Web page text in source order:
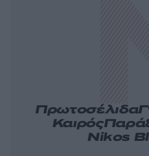
Πρωτοσέλιδα
Καιρός
Nikos